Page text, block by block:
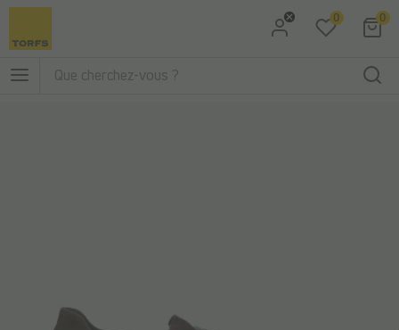
Aller au menu principal
0 0